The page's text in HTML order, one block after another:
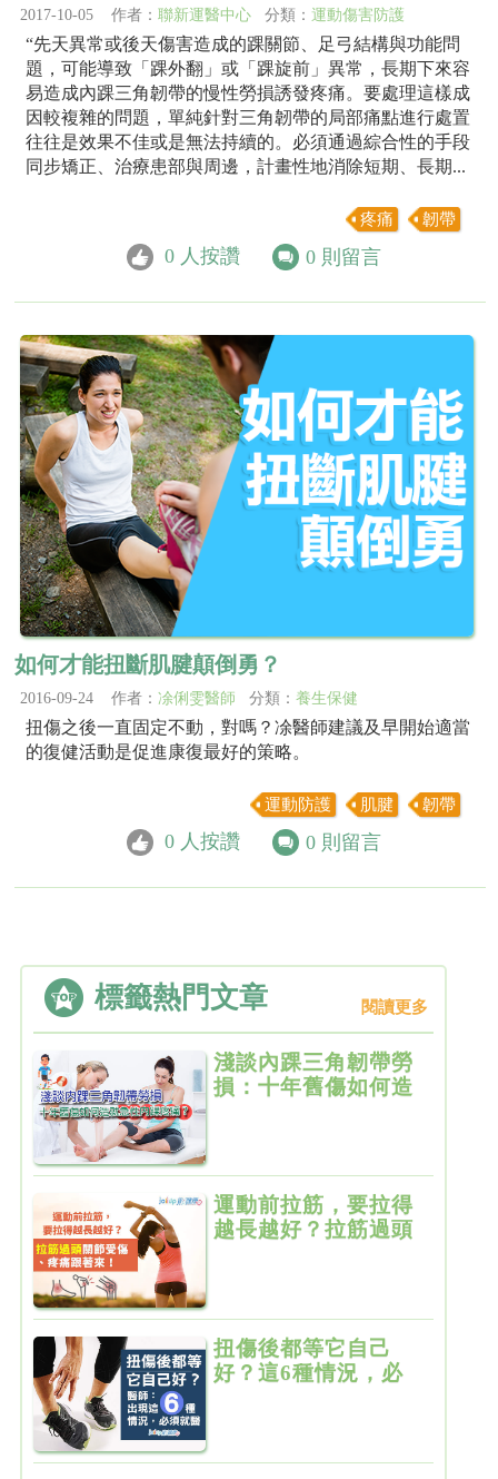
2017-10-05 作者： 聯新運醫中心 分類： 運動傷害防護
“先天異常或後天傷害造成的踝關節、足弓結構與功能問
題，可能導致「踝外翻」或「踝旋前」異常，長期下來容
易造成內踝三角韌帶的慢性勞損誘發疼痛。要處理這樣成
因較複雜的問題，單純針對三角韌帶的局部痛點進行處置
往往是效果不佳或是無法持續的。必須通過綜合性的手段
同步矯正、治療患部與周邊，計畫性地消除短期、長期...
疼痛 韌帶
0 人按讚 0 則留言
如何才能扭斷肌腱顛倒勇？
2016-09-24 作者： 凃俐雯醫師 分類： 養生保健
扭傷之後一直固定不動，對嗎？凃醫師建議及早開始適當
的復健活動是促進康復最好的策略。
運動防護 肌腱 韌帶
0 人按讚 0 則留言
標籤熱門文章 閱讀更多
淺談內踝三角韌帶勞
損：十年舊傷如何造
運動前拉筋，要拉得
越長越好？拉筋過頭
扭傷後都等它自己
好？這6種情況，必